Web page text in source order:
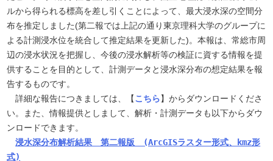
ルから得られる標高を差し引くことによって、最大浸水深の空間分
布を推定しました(第二報では上記の通り東京理科大学のグループに
よる計測浸水位を統合して推定結果を更新した)。本報は、常総市周
辺の浸水状況を把握し、今後の浸水解析等の検証に資する情報を提
供することを目的として、計測データと浸水深分布の想定結果を報
告するものです。
詳細な報告につきましては、【こちら】からダウンロードくださ
い。また、情報提供としまして、解析・計測データも以下からダウ
浸水深分布解析結果　第二報版　(ArcGISラスター形式、kmz形
式)